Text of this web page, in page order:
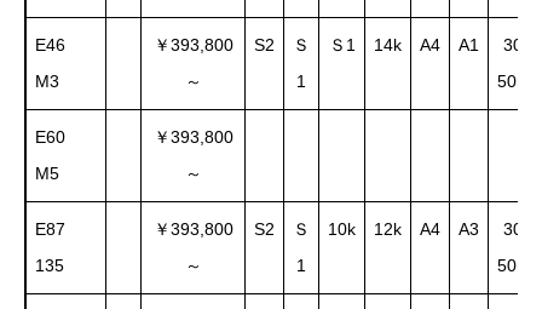
E46
M3
￥393,800
～
S2
Ｓ
1
Ｓ1 14k A4 A1
30～
E60
M5
￥393,800
～
E87
135
￥393,800
～
S2
Ｓ
1
10k 12k A4 A3
30～